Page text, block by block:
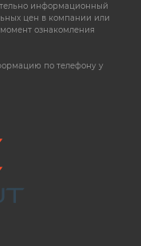
информационный
цен в компании или
ознакомления
по телефону у